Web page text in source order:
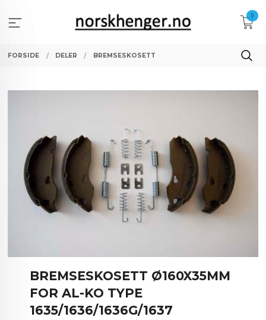
innholdet
0
FORSIDE DELER BREMSESKOSETT
BREMSESKOSETT Ø160X35MM
FOR AL-KO TYPE
1635/1636/1636G/1637